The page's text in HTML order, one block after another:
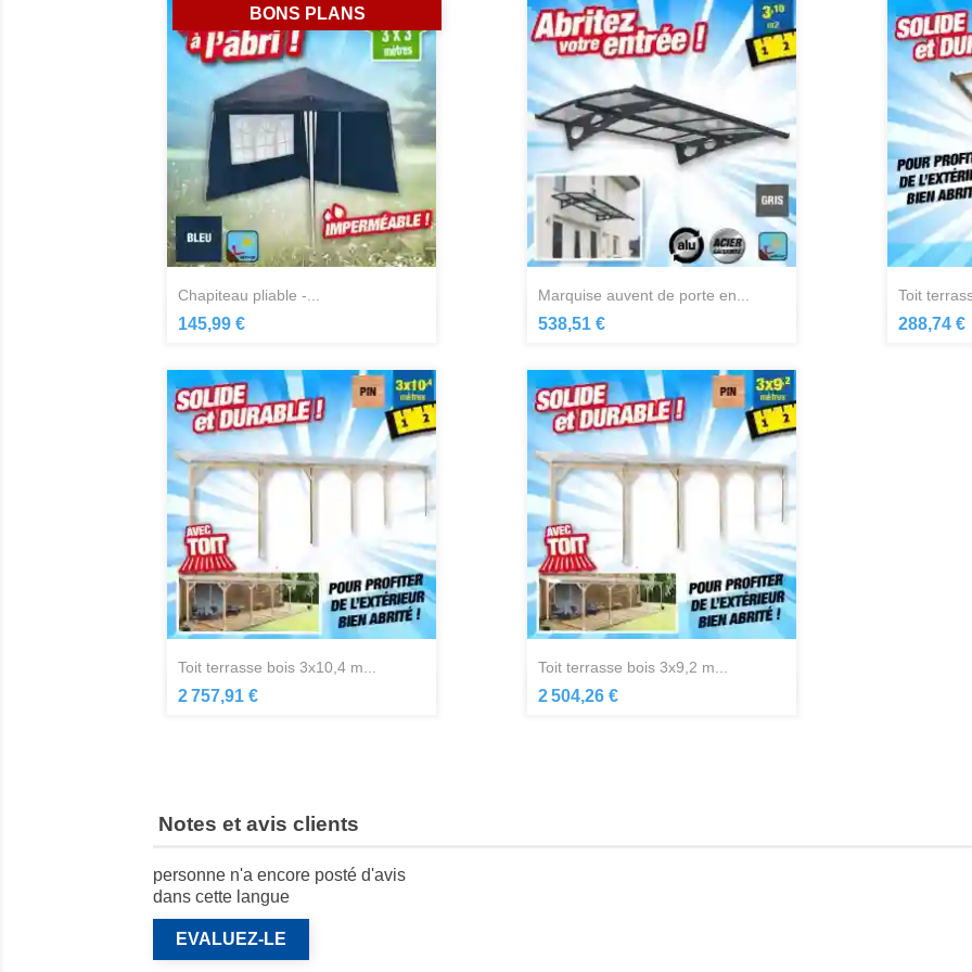
chapiteau pliable -...
145,99 €
BONS PLANS

marquise auvent de porte en...
538,51 €

toit
288,74 €
toit terrasse bois 3x10,4 m...
2 757,91 €
Aperçu rapide
toit terrasse bois 3x9,2 m...
2 504,26 €
Aperçu rapide
Notes et avis clients
personne n'a encore posté d'avis
dans cette langue
EVALUEZ-LE